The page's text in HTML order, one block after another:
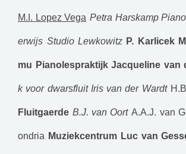
M.I. Lopez Vega Petra Harskamp
erwijs Studio Lewkowitz P. Karlicek
mu Pianolespraktijk Jacqueline van
k voor dwarsfluit Iris van der Wardt
Fluitgaerde B.J. van Oort A.A.J. van
ondria Muziekcentrum Luc van